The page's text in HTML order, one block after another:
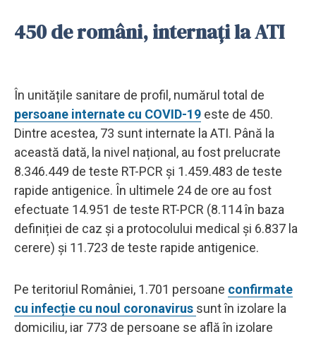
450 de români, internați la ATI
În unitățile sanitare de profil, numărul total de
persoane internate cu COVID-19 este de 450.
Dintre acestea, 73 sunt internate la ATI. Până la
această dată, la nivel național, au fost prelucrate
8.346.449 de teste RT-PCR și 1.459.483 de teste
rapide antigenice. În ultimele 24 de ore au fost
efectuate 14.951 de teste RT-PCR (8.114 în baza
definiției de caz și a protocolului medical și 6.837 la
cerere) și 11.723 de teste rapide antigenice.
Pe teritoriul României, 1.701 persoane confirmate
cu infecție cu noul coronavirus sunt în izolare la
domiciliu, iar 773 de persoane se află în izolare